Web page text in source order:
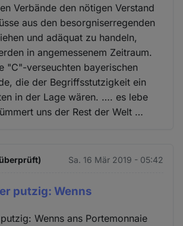
Verbände den nötigen Verstand
aus den besorgniserregenden
und adäquat zu handeln,
in angemessenem Zeitraum.
"C"-verseuchten bayerischen
die der Begriffsstutzigkeit ein
in der Lage wären. …. es lebe
uns der Rest der Welt …
Sa. 16 Mär 2019 - 05:42
putzig: Wenns
Wenns ans Portemonnaie